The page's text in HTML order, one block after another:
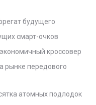
будущего
смарт-очков
кроссовер
рынке передового
атомных подлодок